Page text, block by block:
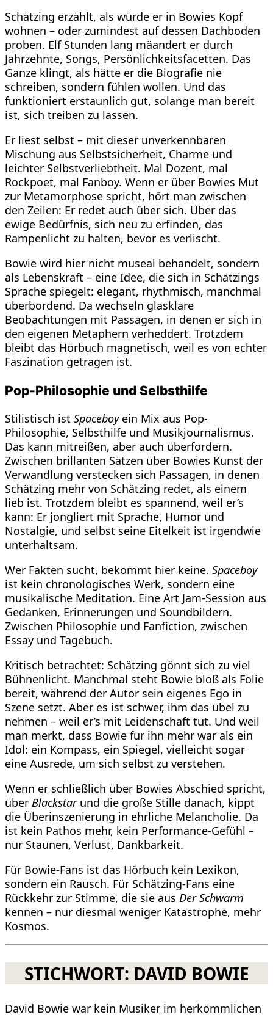
Schätzing erzählt, als würde er in Bowies Kopf
wohnen – oder zumindest auf dessen Dachboden
proben. Elf Stunden lang mäandert er durch
Jahrzehnte, Songs, Persönlichkeitsfacetten. Das
Ganze klingt, als hätte er die Biografie nie
schreiben, sondern fühlen wollen. Und das
funktioniert erstaunlich gut, solange man bereit
ist, sich treiben zu lassen.
Er liest selbst – mit dieser unverkennbaren
Mischung aus Selbstsicherheit, Charme und
leichter Selbstverliebtheit. Mal Dozent, mal
Rockpoet, mal Fanboy. Wenn er über Bowies Mut
zur Metamorphose spricht, hört man zwischen
den Zeilen: Er redet auch über sich. Über das
ewige Bedürfnis, sich neu zu erfinden, das
Rampenlicht zu halten, bevor es verlischt.
Bowie wird hier nicht museal behandelt, sondern
als Lebenskraft – eine Idee, die sich in Schätzings
Sprache spiegelt: elegant, rhythmisch, manchmal
überbordend. Da wechseln glasklare
Beobachtungen mit Passagen, in denen er sich in
den eigenen Metaphern verheddert. Trotzdem
bleibt das Hörbuch magnetisch, weil es von echter
Faszination getragen ist.
Pop-Philosophie und Selbsthilfe
Stilistisch ist Spaceboyein Mix aus Pop-
Philosophie, Selbsthilfe und Musikjournalismus.
Das kann mitreißen, aber auch überfordern.
Zwischen brillanten Sätzen über Bowies Kunst der
Verwandlung verstecken sich Passagen, in denen
Schätzing mehr von Schätzing redet, als einem
lieb ist. Trotzdem bleibt es spannend, weil er’s
kann: Er jongliert mit Sprache, Humor und
Nostalgie, und selbst seine Eitelkeit ist irgendwie
unterhaltsam.
Wer Fakten sucht, bekommt hier keine. Spaceboy
ist kein chronologisches Werk, sondern eine
musikalische Meditation. Eine Art Jam-Session aus
Gedanken, Erinnerungen und Soundbildern.
Zwischen Philosophie und Fanfiction, zwischen
Essay und Tagebuch.
Kritisch betrachtet: Schätzing gönnt sich zu viel
Bühnenlicht. Manchmal steht Bowie bloß als Folie
bereit, während der Autor sein eigenes Ego in
Szene setzt. Aber es ist schwer, ihm das übel zu
nehmen – weil er’s mit Leidenschaft tut. Und weil
man merkt, dass Bowie für ihn mehr war als ein
Idol: ein Kompass, ein Spiegel, vielleicht sogar
eine Ausrede, um sich selbst zu verstehen.
Wenn er schließlich über Bowies Abschied spricht,
über Blackstarund die große Stille danach, kippt
die Überinszenierung in ehrliche Melancholie. Da
ist kein Pathos mehr, kein Performance-Gefühl –
nur Staunen, Verlust, Dankbarkeit.
Für Bowie-Fans ist das Hörbuch kein Lexikon,
sondern ein Rausch. Für Schätzing-Fans eine
Rückkehr zur Stimme, die sie aus Der Schwarm
kennen – nur diesmal weniger Katastrophe, mehr
Kosmos.
STICHWORT: DAVID BOWIE
David Bowie war kein Musiker im herkömmlichen